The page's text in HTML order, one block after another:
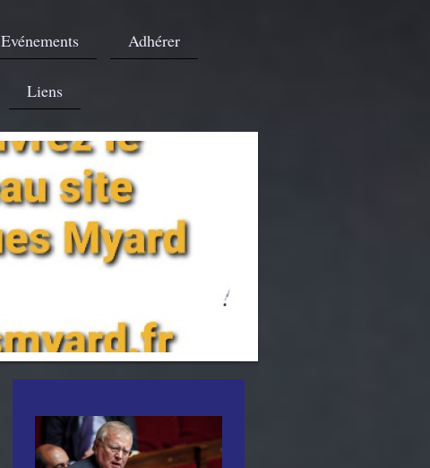
Evénements Adhérer
Liens